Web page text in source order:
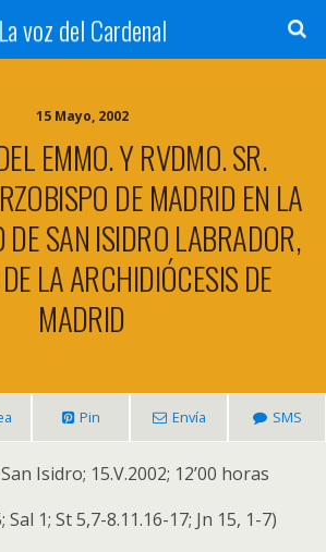
La voz del Cardenal
15 Mayo, 2002
EMMO. Y RVDMO. SR.
DE MADRID EN LA
DE SAN ISIDRO LABRADOR,
LA ARCHIDIÓCESIS DE
MADRID
Pin Envía SMS
Isidro; 15.V.2002; 12’00 horas
Sal 1; St 5,7-8.11.16-17; Jn 15, 1-7)